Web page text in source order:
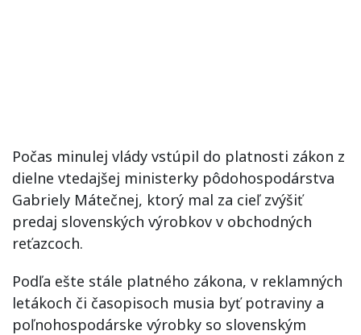
Počas minulej vlády vstúpil do platnosti zákon z
dielne vtedajšej ministerky pôdohospodárstva
Gabriely Mátečnej, ktorý mal za cieľ zvýšiť
predaj slovenských výrobkov v obchodných
reťazcoch.
Podľa ešte stále platného zákona, v reklamných
letákoch či časopisoch musia byť potraviny a
poľnohospodárske výrobky so slovenským